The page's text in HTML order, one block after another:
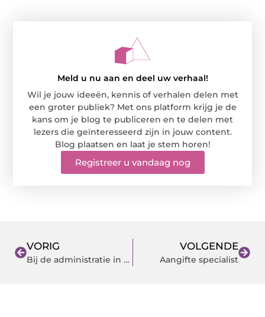
Meld u nu aan en deel uw verhaal!
Wil je jouw ideeën, kennis of verhalen delen met
een groter publiek? Met ons platform krijg je de
kans om je blog te publiceren en te delen met
lezers die geïnteresseerd zijn in jouw content.
Blog plaatsen en laat je stem horen!
Registreer u vandaag nog
VORIG
Bij de administratie in Deventer ben je op de juiste plek
VOLGENDE
Aangifte specialist